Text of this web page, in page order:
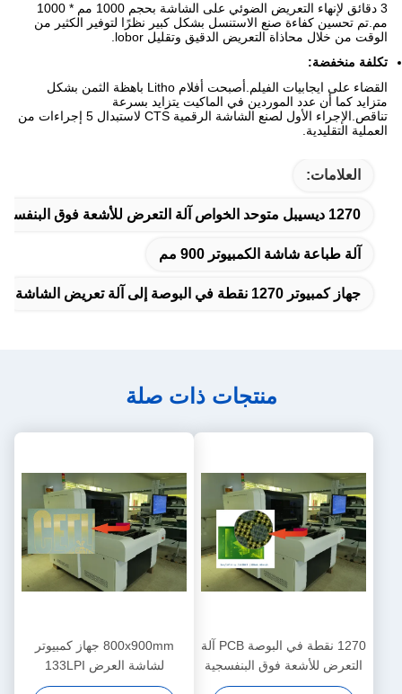
3 دقائق لإنهاء التعريض الضوئي على الشاشة بحجم 1000 مم * 1000
مم.تم تحسين كفاءة صنع الاستنسل بشكل كبير نظرًا لتوفير الكثير من
الوقت من خلال محاذاة التعريض الدقيق وتقليل lobor.
تكلفة منخفضة:
القضاء على ايجابيات الفيلم.أصبحت أفلام Litho باهظة الثمن بشكل
متزايد كما أن عدد الموردين في الماكيت يتزايد بسرعة
تناقص.الإجراء الأول لصنع الشاشة الرقمية CTS لاستبدال 5 إجراءات من
العملية التقليدية.
العلامات:
1270 ديسيبل متوحد الخواص آلة التعرض للأشعة فوق البنفسجية PCB
آلة طباعة شاشة الكمبيوتر 900 مم
جهاز كمبيوتر 1270 نقطة في البوصة إلى آلة تعريض الشاشة
منتجات ذات صلة
1270 نقطة في البوصة PCB آلة
التعرض للأشعة فوق البنفسجية
900x1000mm تقنية DMD
800x900mm جهاز كمبيوتر
لشاشة العرض 133LPI